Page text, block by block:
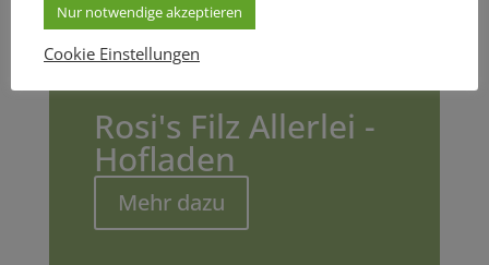
Rosi's Filz Allerlei -
Hofladen
Mehr dazu
Nur notwendige akzeptieren
Cookie Einstellungen